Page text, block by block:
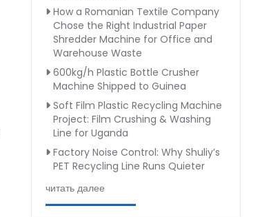
How a Romanian Textile Company
Chose the Right Industrial Paper
Shredder Machine for Office and
Warehouse Waste
600kg/h Plastic Bottle Crusher
Machine Shipped to Guinea
Soft Film Plastic Recycling Machine
Project: Film Crushing & Washing
Line for Uganda
Factory Noise Control: Why Shuliy’s
PET Recycling Line Runs Quieter
читать далее